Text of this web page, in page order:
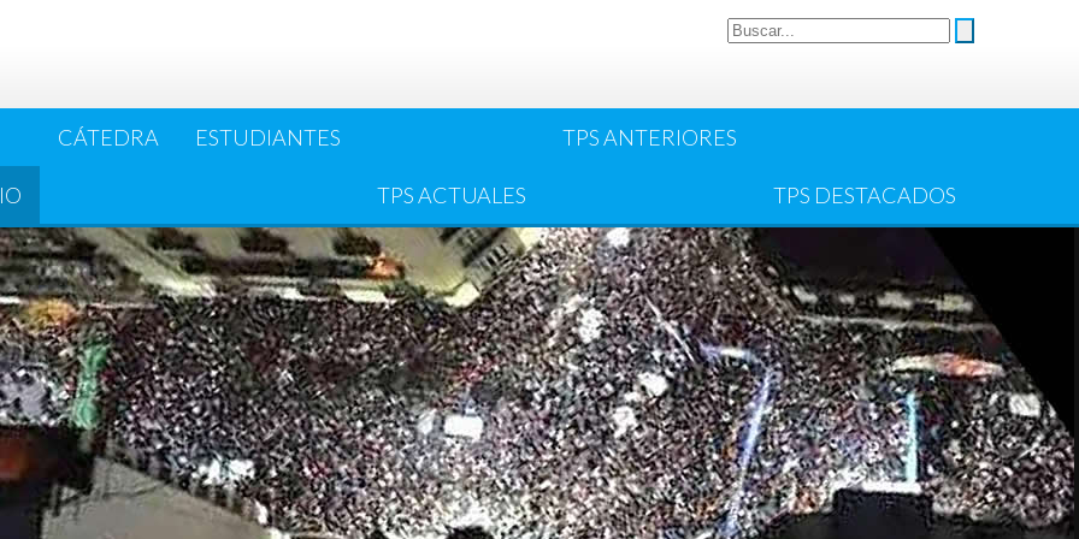
CÁTEDRA ESTUDIANTES
TPS ACTUALES
TPS ANTERIORES
TPS DESTACADOS